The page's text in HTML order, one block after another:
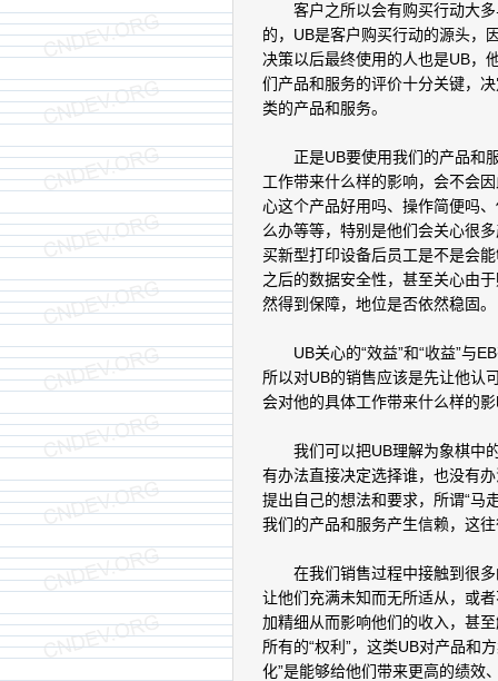
客户之所以会有购买行动大多
的，UB是客户购买行动的源头，
决策以后最终使用的人也是UB，
们产品和服务的评价十分关键，
类的产品和服务。
正是UB要使用我们的产品和服
工作带来什么样的影响，会不会
心这个产品好用吗、操作简便吗
么办等等，特别是他们会关心很
买新型打印设备后员工是不是会
之后的数据安全性，甚至关心由
然得到保障，地位是否依然稳固。
UB关心的“效益”和“收益”与
所以对UB的销售应该是先让他认
会对他的具体工作带来什么样的
我们可以把UB理解为象棋中的
有办法直接决定选择谁，也没有
提出自己的想法和要求，所谓“马
我们的产品和服务产生信赖，这
在我们销售过程中接触到很多
让他们充满未知而无所适从，或
加精细从而影响他们的收入，甚
所有的“权利”，这类UB对产品和
化”是能够给他们带来更高的绩效